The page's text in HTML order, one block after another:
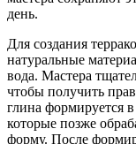
день.
Для создания
натуральные
вода. Мастера
чтобы получить
глина формируется
которые позже
форму. После